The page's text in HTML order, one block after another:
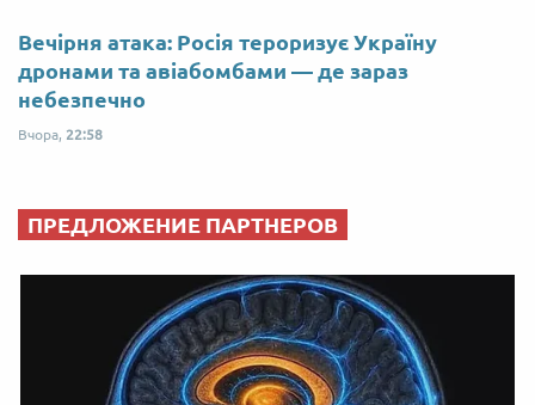
Вечірня атака: Росія тероризує Україну
дронами та авіабомбами — де зараз
небезпечно
Вчора, 22:58
ПРЕДЛОЖЕНИЕ ПАРТНЕРОВ